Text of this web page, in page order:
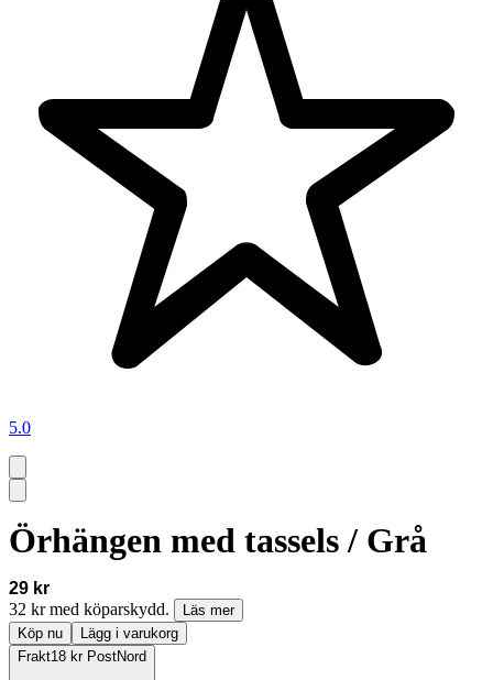
5.0
Örhängen med tassels / Grå
29 kr
32 kr med köparskydd.
Läs mer
Köp nu
Lägg i varukorg
Frakt18 kr PostNord